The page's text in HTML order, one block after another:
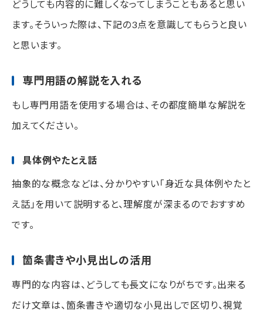
どうしても内容的に難しくなってしまうこともあると思い
ます。そういった際は、下記の3点を意識してもらうと良い
と思います。
専門用語の解説を入れる
もし専門用語を使用する場合は、その都度簡単な解説を
加えてください。
具体例やたとえ話
抽象的な概念などは、分かりやすい「身近な具体例やたと
え話」を用いて説明すると、理解度が深まるのでおすすめ
です。
箇条書きや小見出しの活用
専門的な内容は、どうしても長文になりがちです。出来る
だけ文章は、箇条書きや適切な小見出しで区切り、視覚